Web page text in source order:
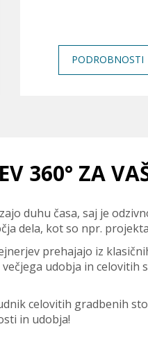
PODROBNOSTI
360° ZA
duhu časa, saj je
dela, kot so npr.
prehajajo iz
udobja in
celovitih gradbenih
in udobja!